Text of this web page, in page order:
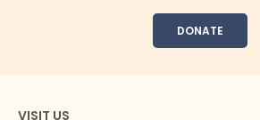
DONATE
VISIT US